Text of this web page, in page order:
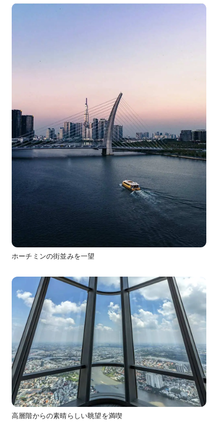
ホーチミンの街並みを一望
高層階からの素晴らしい眺望を満喫